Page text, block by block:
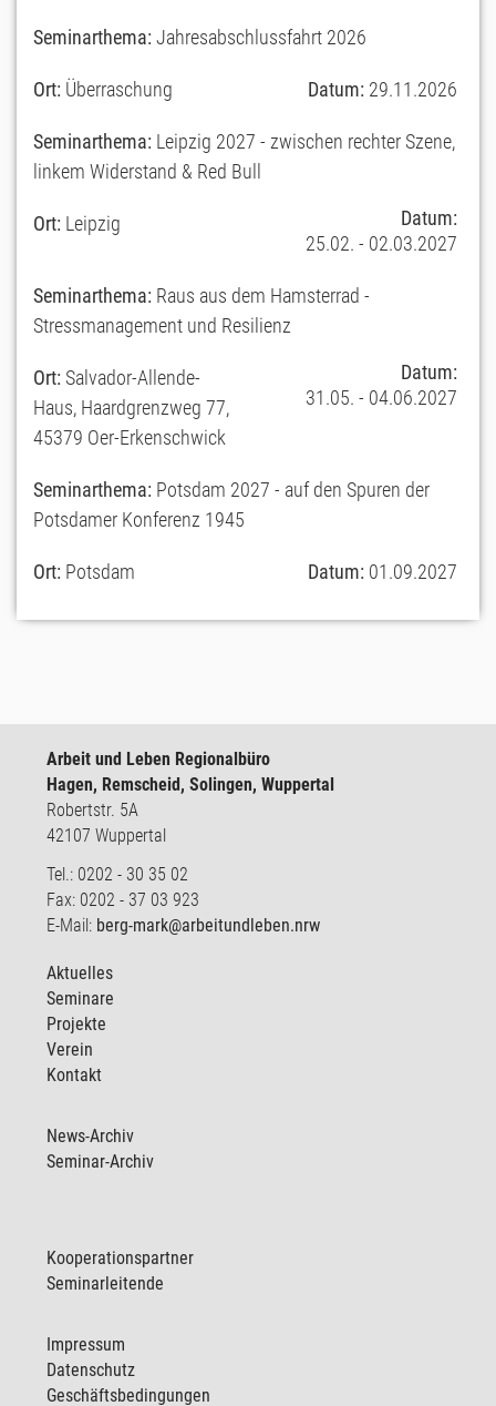
Seminarthema: Jahresabschlussfahrt 2026
Ort: Überraschung Datum: 29.11.2026
Seminarthema: Leipzig 2027 - zwischen rechter Szene,
linkem Widerstand & Red Bull
Ort: Leipzig
Datum:
25.02. - 02.03.2027
Seminarthema: Raus aus dem Hamsterrad -
Stressmanagement und Resilienz
Ort: Salvador-Allende-
Haus, Haardgrenzweg 77,
45379 Oer-Erkenschwick
Datum:
31.05. - 04.06.2027
Seminarthema: Potsdam 2027 - auf den Spuren der
Potsdamer Konferenz 1945
Ort: Potsdam Datum: 01.09.2027
Arbeit und Leben Regionalbüro
Hagen, Remscheid, Solingen, Wuppertal
Robertstr. 5A
42107 Wuppertal
Tel.: 0202 - 30 35 02
Fax: 0202 - 37 03 923
E-Mail: berg-mark@arbeitundleben.nrw
Aktuelles
Seminare
Projekte
Verein
Kontakt
News-Archiv
Seminar-Archiv
Kooperationspartner
Seminarleitende
Impressum
Datenschutz
Geschäftsbedingungen